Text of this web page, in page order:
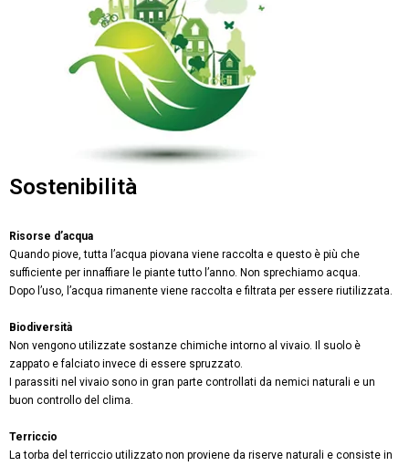
Sostenibilità
Risorse d’acqua
Quando piove, tutta l’acqua piovana viene raccolta e questo è più che
sufficiente per innaffiare le piante tutto l’anno. Non sprechiamo acqua.
Dopo l’uso, l’acqua rimanente viene raccolta e filtrata per essere riutilizzata.
Biodiversità
Non vengono utilizzate sostanze chimiche intorno al vivaio. Il suolo è
zappato e falciato invece di essere spruzzato.
I parassiti nel vivaio sono in gran parte controllati da nemici naturali e un
buon controllo del clima.
Terriccio
La torba del terriccio utilizzato non proviene da riserve naturali e consiste in